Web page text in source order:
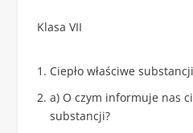
Klasa VII
Ciepło właściwe
a) O czym informuje nas
substancji?